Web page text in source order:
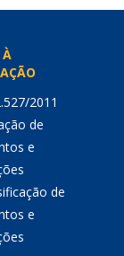
À
2011
de
e
de
e